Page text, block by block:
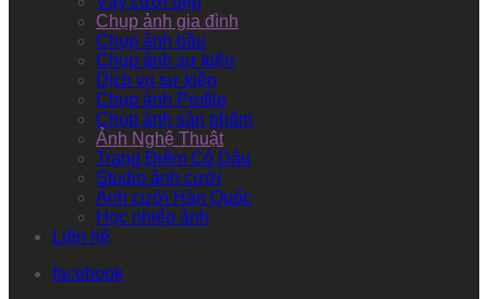
Chụp ảnh gia đình
Chụp ảnh bầu
Chụp ảnh sự kiện
Dịch vụ sự kiện
Chụp ảnh Profile
Chụp ảnh sản phẩm
Ảnh Nghệ Thuật
Trang Điểm Cô Dâu
Studio ảnh cưới
Ảnh cưới Hàn Quốc
Học nhiếp ảnh
Liên hệ
facebook